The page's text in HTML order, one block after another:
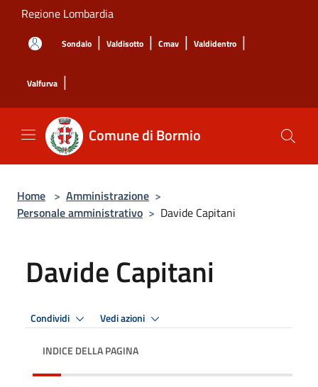
Salta al contenuto principale
Regione Lombardia
Sondalo | Valdisotto | Cmav | Valdidentro |
Valfurva |
Comune di Bormio
Home > Amministrazione >
Personale amministrativo > Davide Capitani
Davide Capitani
Condividi Vedi azioni
INDICE DELLA PAGINA